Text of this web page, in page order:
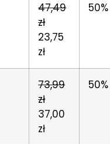
47,49
zł
23,75
zł
50%
73,99
zł
37,00
zł
50%